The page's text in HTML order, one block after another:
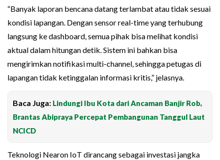
“Banyak laporan bencana datang terlambat atau tidak sesuai
kondisi lapangan. Dengan sensor real-time yang terhubung
langsung ke dashboard, semua pihak bisa melihat kondisi
aktual dalam hitungan detik. Sistem ini bahkan bisa
mengirimkan notifikasi multi-channel, sehingga petugas di
lapangan tidak ketinggalan informasi kritis,” jelasnya.
Baca Juga: Lindungi Ibu Kota dari Ancaman Banjir Rob,
Brantas Abipraya Percepat Pembangunan Tanggul Laut
NCICD
Teknologi Nearon IoT dirancang sebagai investasi jangka